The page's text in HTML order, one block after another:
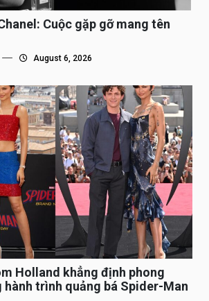
Cuộc gặp gỡ mang tên
August 6, 2026
Holland khẳng định phong
trình quảng bá Spider-Man